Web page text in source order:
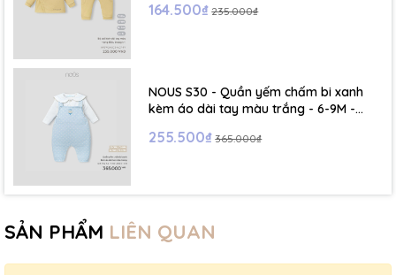
164.500₫ 235.000₫
NOUS S30 - Quần yếm chấm bi xanh
kèm áo dài tay màu trắng - 6-9M -
255.500₫ 365.000₫
SẢN PHẨM LIÊN QUAN